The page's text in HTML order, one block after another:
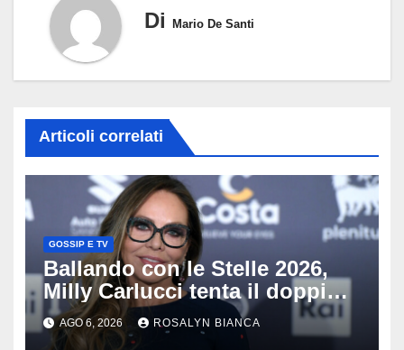
Di Mario De Santi
Articoli correlati
GOSSIP E TV
Ballando con le Stelle 2026,
Milly Carlucci tenta il doppio
colpo: tra i papabili Ornella
Muti e Monica Guerritore
AGO 6, 2026 ROSALYN BIANCA